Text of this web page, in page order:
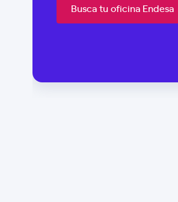
Busca tu oficina Endesa